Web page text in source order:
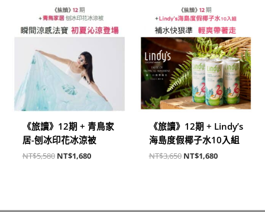
《旅讀》12期 + 青鳥家
居-刨冰印花冰涼被
NT$5,580
原
始
價
格：
NT$1,680
前
價
格：
《旅讀》12期 + Lindy’s
海島度假椰子水10入組
NT$3,650
原
始
價
格：
NT$3,650。
NT$1,680
前
價
格：
NT$1,680。